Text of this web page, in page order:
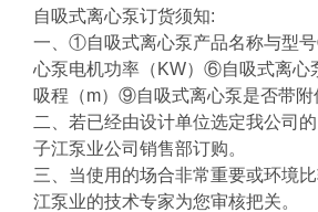
自吸式离心泵订货须知:
一、①自吸式离心泵产品名称与型
心泵电机功率（KW）⑥自吸式离
吸程（m）⑨自吸式离心泵是否带附
二、若已经由设计单位选定我公司
子江泵业公司销售部订购。
三、当使用的场合非常重要或环境
江泵业的技术专家为您审核把关。